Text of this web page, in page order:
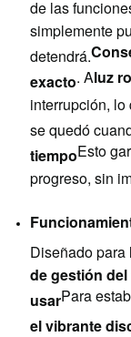
de las
simplemente
detendrá.
exacto. Aluz
interrupción, lo
se quedó
tiempoEsto
progreso, sin
Diseñado para
de gestión
usarPara
el vibrante